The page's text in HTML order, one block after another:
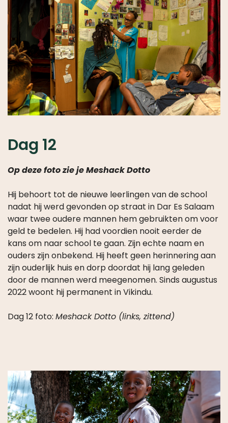
Op deze foto zie je Meshack Dotto
nadat hij werd gevonden op straat in Dar Es Salaam
waar twee oudere mannen hem gebruikten om voor
geld te bedelen. Hij had voordien nooit eerder de
kans om naar school te gaan. Zijn echte naam en
ouders zijn onbekend. Hij heeft geen herinnering aan
zijn ouderlijk huis en dorp doordat hij lang geleden
door de mannen werd meegenomen. Sinds augustus
2022 woont hij permanent in Vikindu.